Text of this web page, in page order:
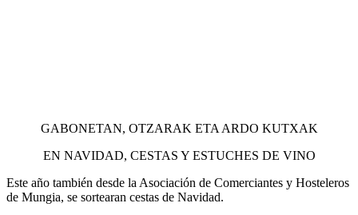
GABONETAN, OTZARAK ETA ARDO KUTXAK
EN NAVIDAD, CESTAS Y ESTUCHES DE VINO
Este año también desde la Asociación de Comerciantes y Hosteleros
de Mungia, se sortearan cestas de Navidad.